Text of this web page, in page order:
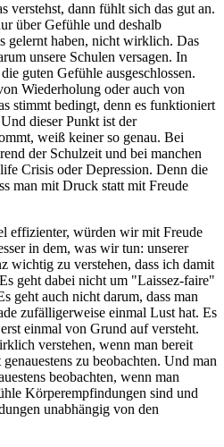
verstehst, dann fühlt sich das gut an.
über Gefühle und deshalb
gelernt haben, nicht wirklich. Das
unsere Schulen versagen. In
guten Gefühle ausgeschlossen.
Wiederholung oder auch von
stimmt bedingt, denn es funktioniert
dieser Punkt ist der
weiß keiner so genau. Bei
der Schulzeit und bei manchen
Crisis oder Depression. Denn die
man mit Druck statt mit Freude
effizienter, würden wir mit Freude
in dem, was wir tun: unserer
wichtig zu verstehen, dass ich damit
geht dabei nicht um "Laissez-faire"
geht auch nicht darum, dass man
zufälligerweise einmal Lust hat. Es
einmal von Grund auf versteht.
verstehen, wenn man bereit
zu beobachten. Und man
beobachten, wenn man
Körperempfindungen sind und
unabhängig von den